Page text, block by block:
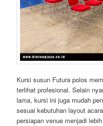
Kursi susun Futura polos
terlihat profesional. Selain
lama, kursi ini juga mudah
sesuai kebutuhan layout
persiapan venue menjadi